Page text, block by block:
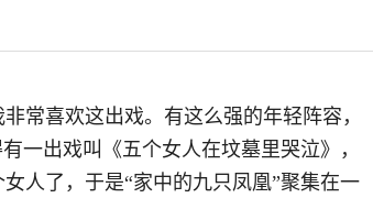
常喜欢这出戏。有这么强的年轻阵容，
一出戏叫《五个女人在坟墓里哭泣》，
人了，于是“家中的九只凤凰”聚集在一